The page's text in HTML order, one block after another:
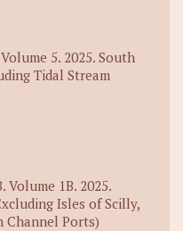
5. 2025. South
Tidal Stream
Volume 1B. 2025.
Isles of Scilly,
Channel Ports)